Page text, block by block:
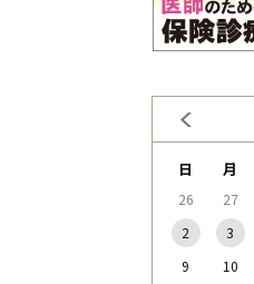
日 月
26 27
2
3
9
10